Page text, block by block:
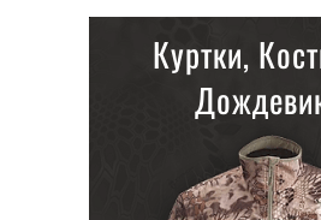
Куртки,